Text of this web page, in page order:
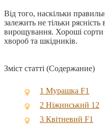
Від того, наскільки
залежить не тільки
вирощування. Хороші сорти
хвороб та шкідників.
Зміст статті (Содержание)
1 Мурашка F1
2 Ніжинський 12
3 Квітневий F1